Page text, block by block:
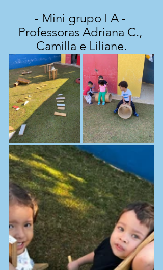
- Mini grupo I A -
Professoras Adriana C.,
Camilla e Liliane.